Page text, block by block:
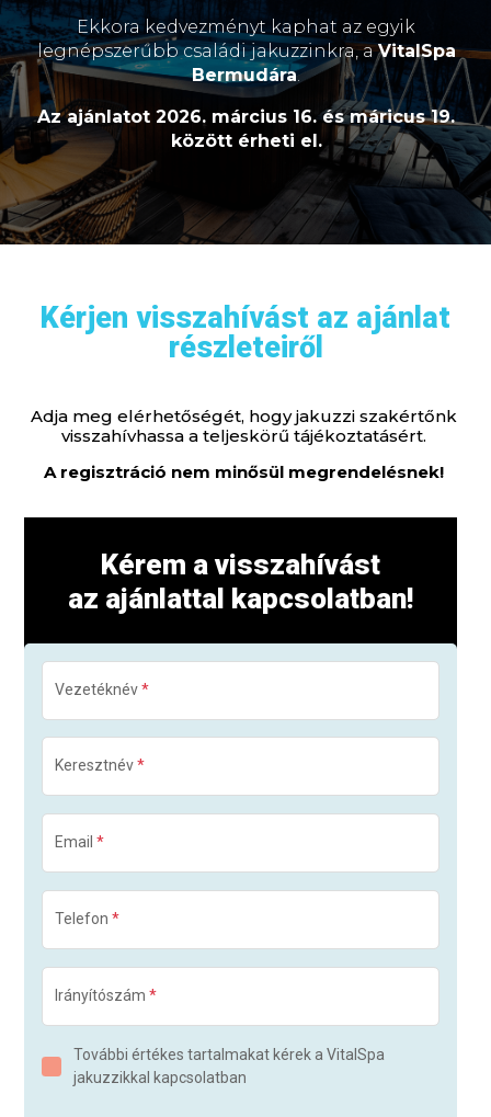
Ekkora kedvezményt kaphat az egyik
legnépszerűbb családi jakuzzinkra, aVitalSpa
Bermudára.
Az ajánlatot 2026. március 16. és máricus 19.
között érheti el.
Kérjen visszahívást az ajánlat
részleteiről
Adja meg elérhetőségét, hogy jakuzzi szakértőnk
visszahívhassa a teljeskörű tájékoztatásért.
A regisztráció nem minősül megrendelésnek!
Kérem a visszahívást
az ajánlattal kapcsolatban!